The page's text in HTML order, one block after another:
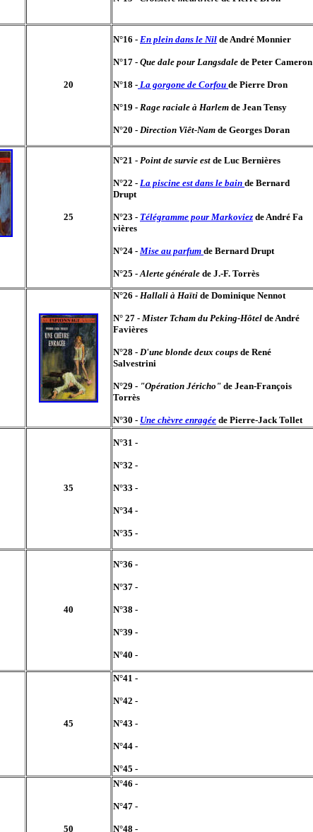
20
N°16 - En plein dans le Nil de André Monnier
N°17 - Que dale pour Langsdale de Peter Cameron
N°18 - La gorgone de Corfou de Pierre Dron
N°19 - Rage raciale à Harlem de Jean Tensy
N°20 - Direction Viêt-Nam de Georges Doran
25
N°21 - Point de survie est de Luc Bernières
N°22 - La piscine est dans le bain de Bernard
Drupt
N°23 - Télégramme pour Markoviez de André Fa
vières
N°24 - Mise au parfum de Bernard Drupt
N°25 -Alerte générale de J.-F. Torrès
N°26 - Hallali à Haïti de Dominique Nennot
N° 27 - Mister Tcham du Peking-Hôtel de André
Favières
N°28 - D'une blonde deux coups de René
Salvestrini
N°29 - "Opération Jéricho" de Jean-François
Torrès
N°30 - Une chèvre enragée de Pierre-Jack Tollet
35
N°31 -
N°32 -
N°33 -
N°34 -
N°35 -
40
N°36 -
N°37 -
N°38 -
N°39 -
N°40 -
45
N°41 -
N°42 -
N°43 -
N°44 -
N°45 -
50
N°46 -
N°47 -
N°48 -